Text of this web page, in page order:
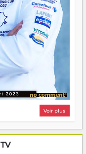
Voir plus